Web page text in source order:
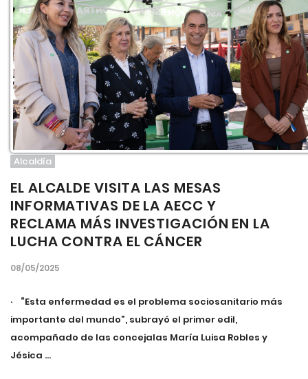
Alcaldía
EL ALCALDE VISITA LAS MESAS
INFORMATIVAS DE LA AECC Y
RECLAMA MÁS INVESTIGACIÓN EN LA
LUCHA CONTRA EL CÁNCER
08/05/2025
· “Esta enfermedad es el problema sociosanitario más
importante del mundo”, subrayó el primer edil,
acompañado de las concejalas María Luisa Robles y
Jésica ...